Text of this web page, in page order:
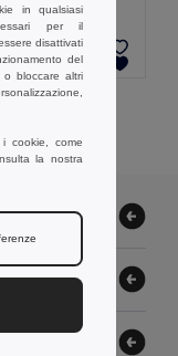
al carrello
in qualsiasi
per il
disattivati
del
o bloccare altri
cookie, come
la nostra